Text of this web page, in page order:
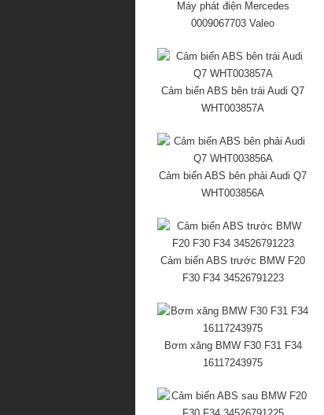
Máy phát điện Mercedes
0009067703 Valeo
Cảm biến ABS bên trái Audi Q7
WHT003857A
Cảm biến ABS bên phải Audi Q7
WHT003856A
Cảm biến ABS trước BMW F20
F30 F34 34526791223
Bơm xăng BMW F30 F31 F34
16117243975